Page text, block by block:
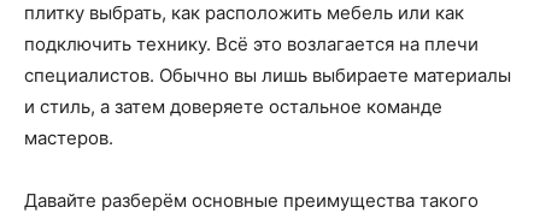
плитку выбрать, как расположить мебель или как
подключить технику. Всё это возлагается на плечи
специалистов. Обычно вы лишь выбираете материалы
и стиль, а затем доверяете остальное команде
мастеров.
Давайте разберём основные преимущества такого